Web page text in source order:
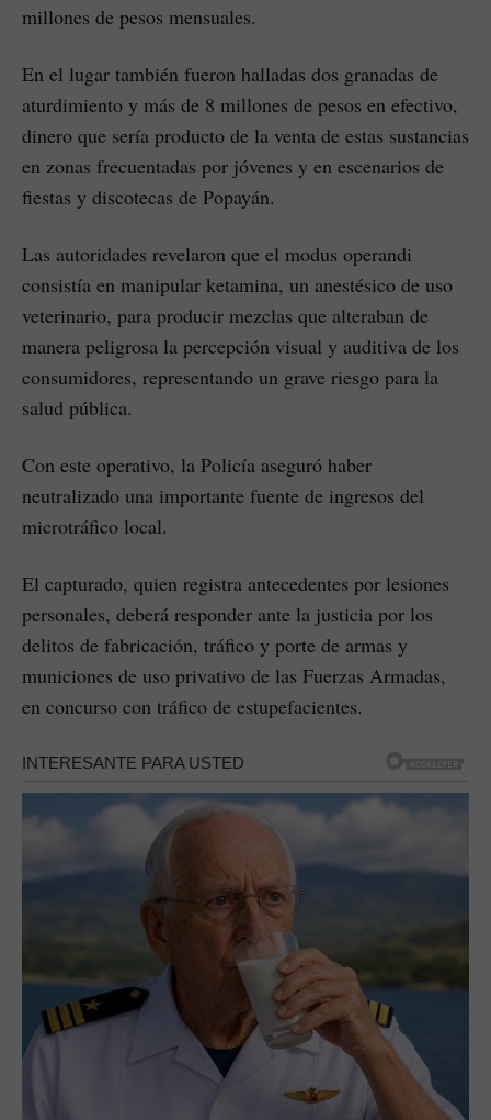
millones de pesos mensuales.
En el lugar también fueron halladas dos granadas de
aturdimiento y más de 8 millones de pesos en efectivo,
dinero que sería producto de la venta de estas sustancias
en zonas frecuentadas por jóvenes y en escenarios de
fiestas y discotecas de Popayán.
Las autoridades revelaron que el modus operandi
consistía en manipular ketamina, un anestésico de uso
veterinario, para producir mezclas que alteraban de
manera peligrosa la percepción visual y auditiva de los
consumidores, representando un grave riesgo para la
salud pública.
Con este operativo, la Policía aseguró haber
neutralizado una importante fuente de ingresos del
microtráfico local.
El capturado, quien registra antecedentes por lesiones
personales, deberá responder ante la justicia por los
delitos de fabricación, tráfico y porte de armas y
municiones de uso privativo de las Fuerzas Armadas,
en concurso con tráfico de estupefacientes.